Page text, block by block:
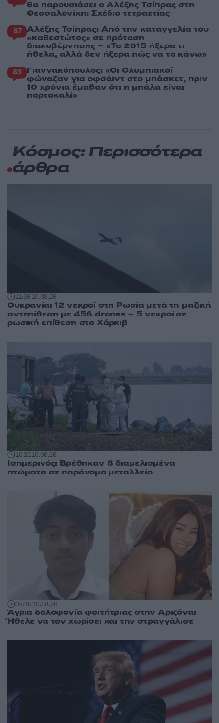
θα παρουσιάσει ο Αλέξης Τσίπρας στη
Θεσσαλονίκη: Σχέδιο τετραετίας
87 Αλέξης Τσίπρας: Από την καταγγελία του
«καθεστώτος» σε πρόταση
διακυβέρνησης – «Το 2015 ήξερα τι
ήθελα, αλλά δεν ήξερα πώς να το κάνω»
83 Γιαννακόπουλος: «Οι Ολυμπιακοί
φώναζαν για οφσάιντ στο μπάσκετ, πριν
10 χρόνια έμαθαν ότι η μπάλα είναι
πορτοκαλί»
Κόσμος: Περισσότερα
άρθρα
11:3610.08.26
Ουκρανία: 12 νεκροί στη Ρωσία μετά τη μαζική
αντεπίθεση με 456 drones – 5 νεκροί σε
ρωσική επίθεση στο Χάρκιβ
10:2210.08.26
Ισημερινός: Βρέθηκαν 8 διαμελισμένα
πτώματα σε παράνομο μεταλλείο
09:1610.08.26
Άγρια δολοφονία φοιτήτριας στην Αριζόνα:
Ήθελε να τον χωρίσει και την στραγγάλισε